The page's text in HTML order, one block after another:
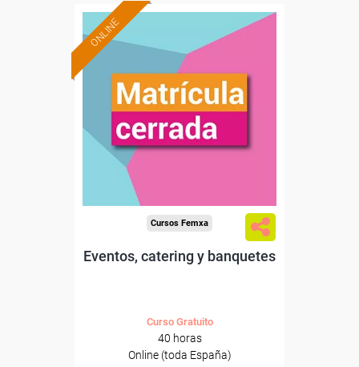
ONLINE
Cursos Femxa
Eventos, catering y banquetes
Curso Gratuito
40 horas
Online (toda España)